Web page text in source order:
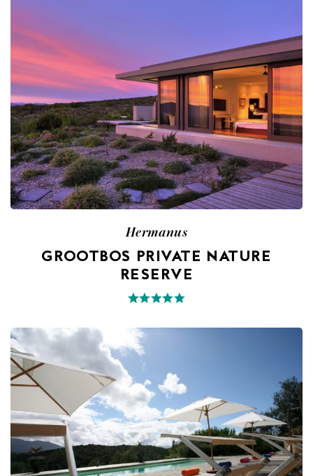
Hermanus
GROOTBOS PRIVATE NATURE
RESERVE